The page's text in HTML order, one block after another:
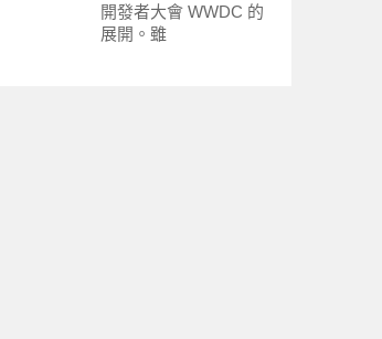
開發者大會 WWDC 的
展開。雖